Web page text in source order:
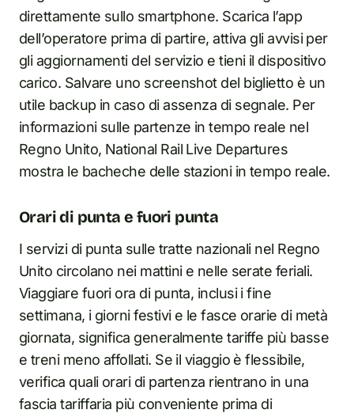
direttamente sullo smartphone. Scarica l’app
dell’operatore prima di partire, attiva gli avvisi per
gli aggiornamenti del servizio e tieni il dispositivo
carico. Salvare uno screenshot del biglietto è un
utile backup in caso di assenza di segnale. Per
informazioni sulle partenze in tempo reale nel
Regno Unito, National Rail Live Departures
mostra le bacheche delle stazioni in tempo reale.
Orari di punta e fuori punta
I servizi di punta sulle tratte nazionali nel Regno
Unito circolano nei mattini e nelle serate feriali.
Viaggiare fuori ora di punta, inclusi i fine
settimana, i giorni festivi e le fasce orarie di metà
giornata, significa generalmente tariffe più basse
e treni meno affollati. Se il viaggio è flessibile,
verifica quali orari di partenza rientrano in una
fascia tariffaria più conveniente prima di